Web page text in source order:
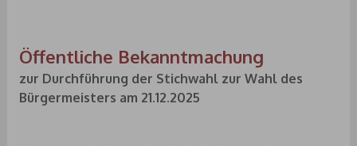
Öffentliche Bekanntmachung
zur Durchführung der Stichwahl zur Wahl des
Bürgermeisters am 21.12.2025